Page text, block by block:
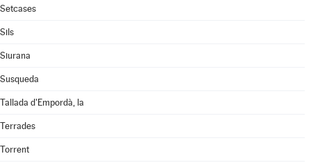
Setcases
Sils
Siurana
Susqueda
Tallada d'Empordà, la
Terrades
Torrent